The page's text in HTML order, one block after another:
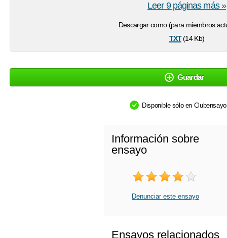
Descargar como (para miembros
txt(14 Kb)
Leer 9 páginas más »
Guardar
Disponible sólo en
Información sobre
ensayo
Denunciar este ensayo
Ensayos relacionados